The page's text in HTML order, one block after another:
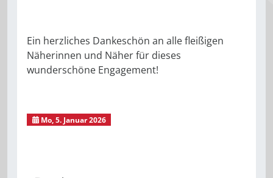
Ein herzliches Dankeschön an alle fleißigen
Näherinnen und Näher für dieses
wunderschöne Engagement!
Mo, 5. Januar 2026